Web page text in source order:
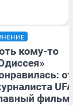
кому-то
фильм